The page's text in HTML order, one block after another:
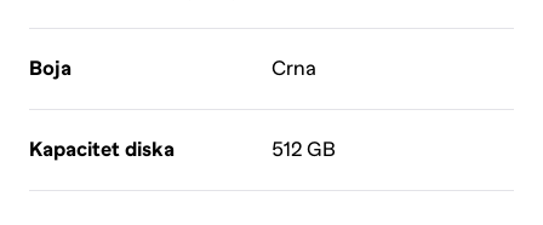
Boja Crna
Kapacitet diska 512 GB